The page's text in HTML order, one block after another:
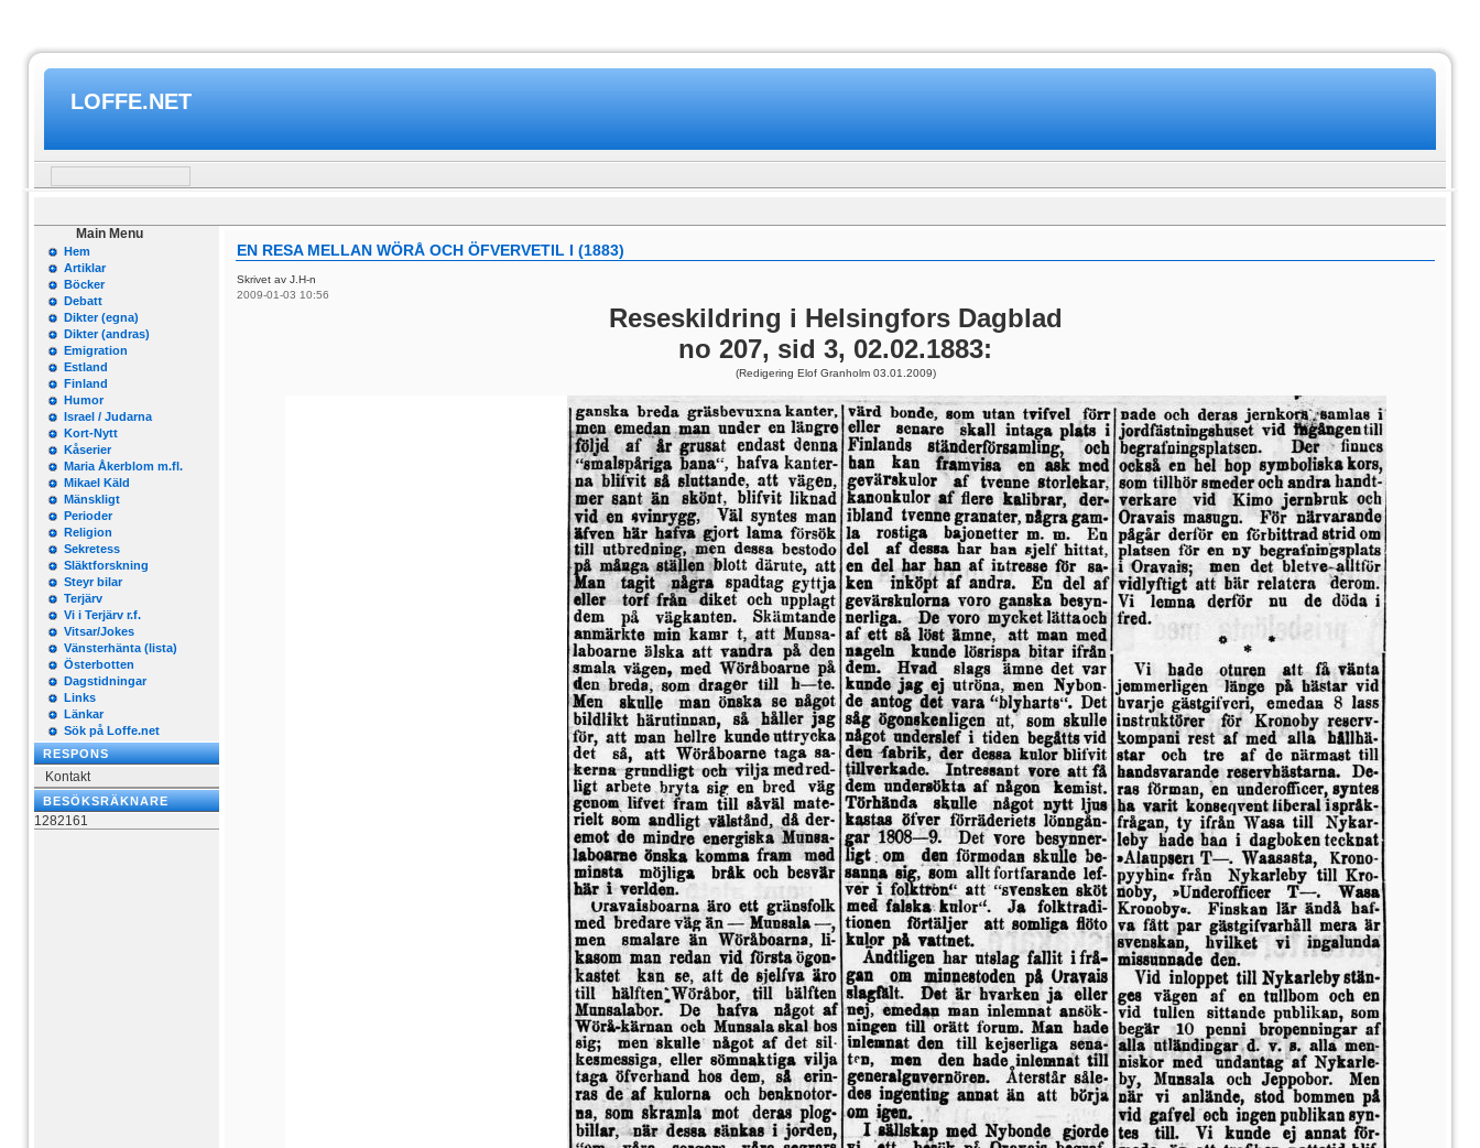
LOFFE.NET
Main Menu
Hem
Artiklar
Böcker
Debatt
Dikter (egna)
Dikter (andras)
Emigration
Estland
Finland
Humor
Israel / Judarna
Kort-Nytt
Kåserier
Maria Åkerblom m.fl.
Mikael Käld
Mänskligt
Perioder
Religion
Sekretess
Släktforskning
Steyr bilar
Terjärv
Vi i Terjärv r.f.
Vitsar/Jokes
Vänsterhänta (lista)
Österbotten
Dagstidningar
Links
Länkar
Sök på Loffe.net
RESPONS
Kontakt
BESÖKSRÄKNARE
1282161
EN RESA MELLAN WÖRÅ OCH ÖFVERVETIL I (1883)
Skrivet av J.H-n
2009-01-03 10:56
Reseskildring i Helsingfors Dagblad
no 207, sid 3, 02.02.1883:
(Redigering Elof Granholm 03.01.2009)